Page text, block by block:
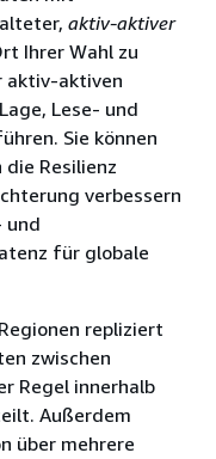
aktiv-aktiver
Ihrer Wahl zu
aktiv-aktiven
Lese- und
Sie können
Resilienz
verbessern
und
für globale
repliziert
zwischen
Regel innerhalb
Außerdem
über mehrere